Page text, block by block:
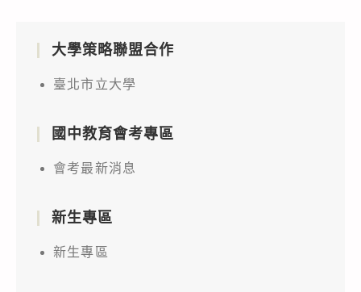
大學策略聯盟合作
臺北市立大學
國中教育會考專區
會考最新消息
新生專區
新生專區